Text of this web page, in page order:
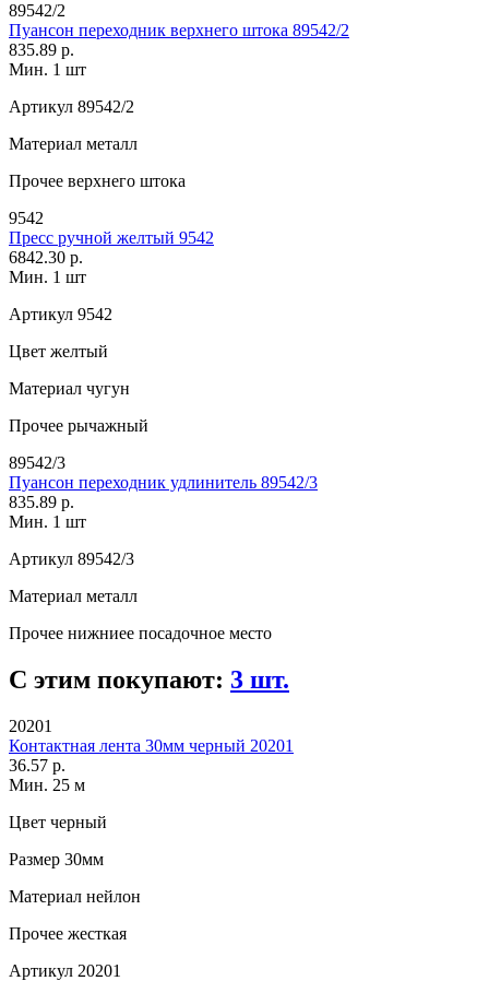
89542/2
Пуансон переходник верхнего штока 89542/2
835.89 р.
Мин. 1 шт
Артикул 89542/2
Материал металл
Прочее верхнего штока
9542
Пресс ручной желтый 9542
6842.30 р.
Мин. 1 шт
Артикул 9542
Цвет желтый
Материал чугун
Прочее рычажный
89542/3
Пуансон переходник удлинитель 89542/3
835.89 р.
Мин. 1 шт
Артикул 89542/3
Материал металл
Прочее нижниее посадочное место
С этим покупают: 3 шт.
20201
Контактная лента 30мм черный 20201
36.57 р.
Мин. 25 м
Цвет черный
Размер 30мм
Материал нейлон
Прочее жесткая
Артикул 20201